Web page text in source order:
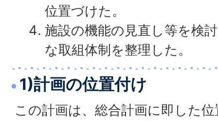
位置づけた。
施設の機能の見直し等を検
な取組体制を整理した。
1)計画の位置付け
この計画は、総合計画に即した